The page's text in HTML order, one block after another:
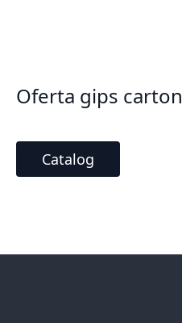
Oferta gips carton
Catalog